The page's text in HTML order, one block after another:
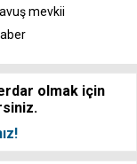
mevkii
olmak için